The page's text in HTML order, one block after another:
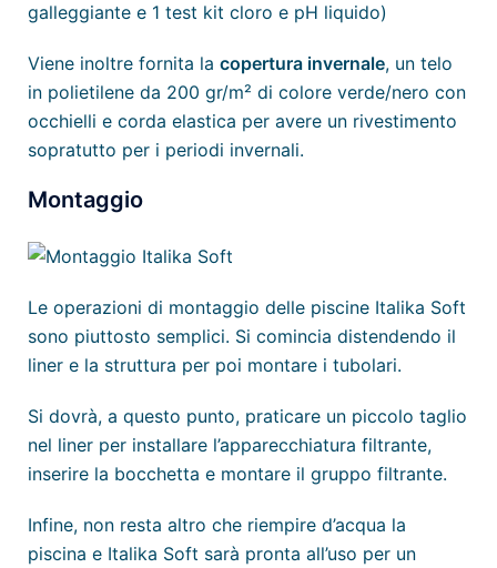
galleggiante e 1 test kit cloro e pH liquido)
Viene inoltre fornita la copertura invernale, un telo
in polietilene da 200 gr/m² di colore verde/nero con
occhielli e corda elastica per avere un rivestimento
sopratutto per i periodi invernali.
Montaggio
Le operazioni di montaggio delle piscine Italika Soft
sono piuttosto semplici. Si comincia distendendo il
liner e la struttura per poi montare i tubolari.
Si dovrà, a questo punto, praticare un piccolo taglio
nel liner per installare l’apparecchiatura filtrante,
inserire la bocchetta e montare il gruppo filtrante.
Infine, non resta altro che riempire d’acqua la
piscina e Italika Soft sarà pronta all’uso per un